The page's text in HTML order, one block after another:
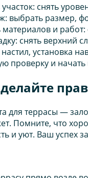
снять
выбрать размер,
и
снять верхний
установка
проверку и
для террасы —
Помните, что
и уют. Ваш успех